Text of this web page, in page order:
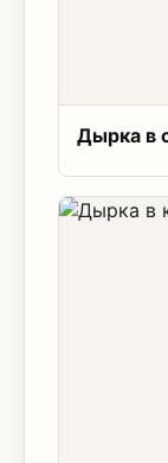
Дырка в